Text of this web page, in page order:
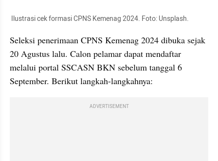
Ilustrasi cek formasi CPNS Kemenag 2024. Foto: Unsplash.
Seleksi penerimaan CPNS Kemenag 2024 dibuka sejak
20 Agustus lalu. Calon pelamar dapat mendaftar
melalui portal SSCASN BKN sebelum tanggal 6
September. Berikut langkah-langkahnya:
ADVERTISEMENT